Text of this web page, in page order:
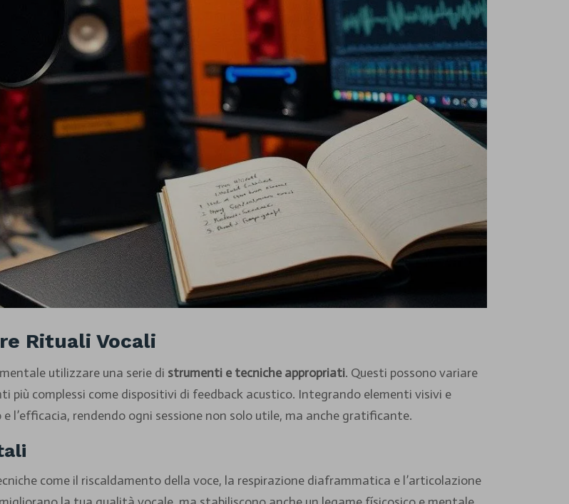
Rituali Vocali
utilizzare una serie di strumenti e tecniche appropriati. Questi possono variare
più complessi come dispositivi di feedback acustico. Integrando elementi visivi e
l’efficacia, rendendo ogni sessione non solo utile, ma anche gratificante.
come il riscaldamento della voce, la respirazione diaframmatica e l’articolazione